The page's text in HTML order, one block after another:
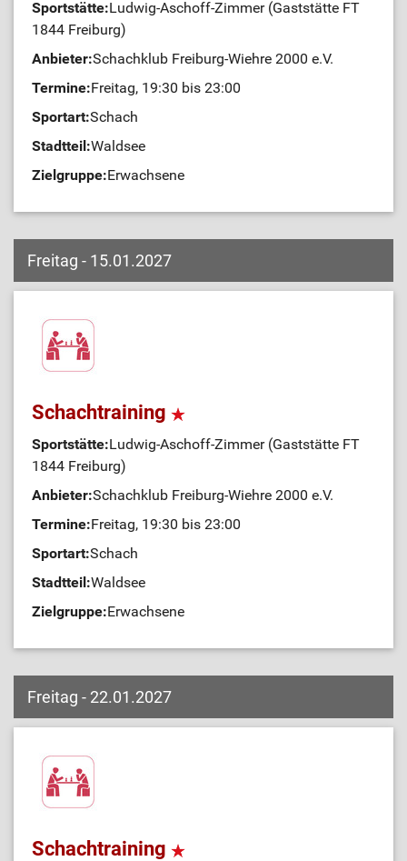
Sportstätte:Ludwig-Aschoff-Zimmer (Gaststätte FT
1844 Freiburg)
Anbieter:Schachklub Freiburg-Wiehre 2000 e.V.
Termine:Freitag, 19:30 bis 23:00
Sportart:Schach
Stadtteil:Waldsee
Zielgruppe:Erwachsene
Freitag - 15.01.2027
Schachtraining
Sportstätte:Ludwig-Aschoff-Zimmer (Gaststätte FT
1844 Freiburg)
Anbieter:Schachklub Freiburg-Wiehre 2000 e.V.
Termine:Freitag, 19:30 bis 23:00
Sportart:Schach
Stadtteil:Waldsee
Zielgruppe:Erwachsene
Freitag - 22.01.2027
Schachtraining